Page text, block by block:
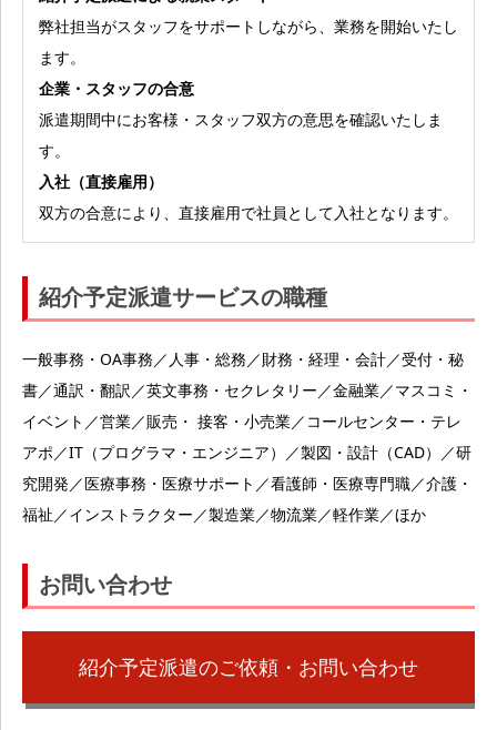
弊社担当がスタッフをサポートしながら、業務を開始いたし
ます。
企業・スタッフの合意
派遣期間中にお客様・スタッフ双方の意思を確認いたしま
す。
入社（直接雇用）
双方の合意により、直接雇用で社員として入社となります。
紹介予定派遣サービスの職種
一般事務・OA事務／人事・総務／財務・経理・会計／受付・秘
書／通訳・翻訳／英文事務・セクレタリー／金融業／マスコミ・
イベント／営業／販売・ 接客・小売業／コールセンター・テレ
アポ／IT（プログラマ・エンジニア）／製図・設計（CAD）／研
究開発／医療事務・医療サポート／看護師・医療専門職／介護・
福祉／インストラクター／製造業／物流業／軽作業／ほか
お問い合わせ
紹介予定派遣のご依頼・お問い合わせ